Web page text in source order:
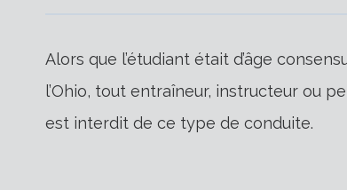
Alors que l’étudiant était d’âge
l’Ohio, tout entraîneur, instructeur ou
est interdit de ce type de conduite.